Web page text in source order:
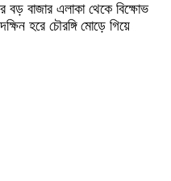
বড় বাজার এলাকা থেকে বিক্ষোভ
হরে চৌরঙ্গি মোড়ে গিয়ে